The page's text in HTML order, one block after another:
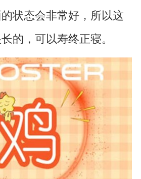
状态会非常好，所以这
的，可以寿终正寝。